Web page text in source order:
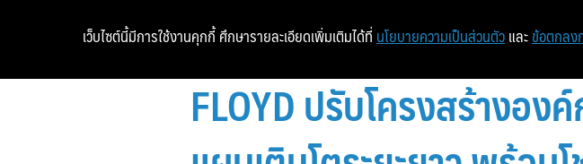
หน้าแรก
FLOYD ปรับโครงสร้างอง
เว็บไซต์นี้มีการใช้งานคุกกี้ ศึกษารายละเอียดเพิ่มเติมได้ที่ นโยบายความเป็นส่วนตัว และ ข้อตกลง